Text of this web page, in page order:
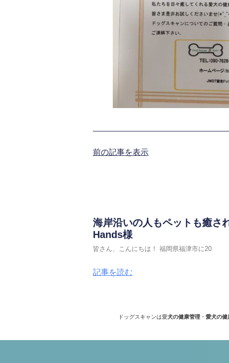
前の記事を表示
海岸沿いの人もペットも癒さ
Hands様
皆さん、こんにちは！ 福岡県福津市に20
記事を読む
ドッグスキャンは愛犬の健康管理・ 愛犬の健